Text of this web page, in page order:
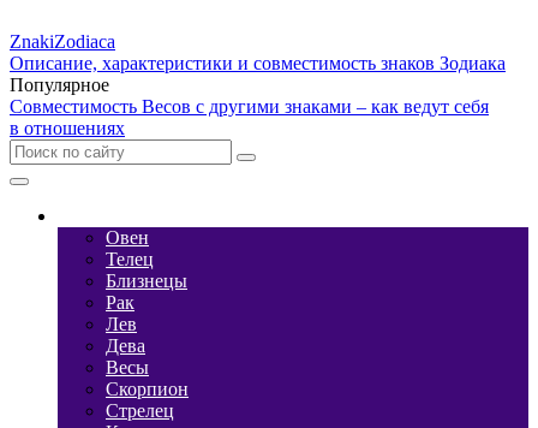
ZnakiZodiaca
Описание, характеристики и совместимость знаков Зодиака
Популярное
Совместимость Весов с другими знаками – как ведут себя
в отношениях
Овен
Телец
Близнецы
Рак
Лев
Дева
Весы
Скорпион
Стрелец